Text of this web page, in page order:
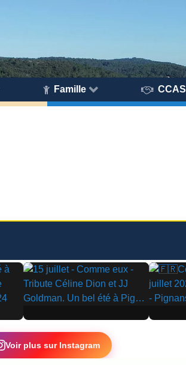
Famille CCAS
▶ ▶
Voir plus sur Instagram